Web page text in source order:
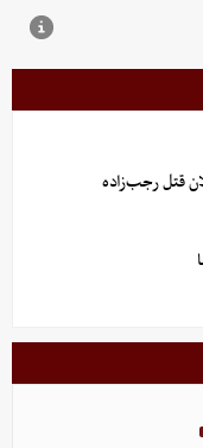
قتل رجب‌زاده